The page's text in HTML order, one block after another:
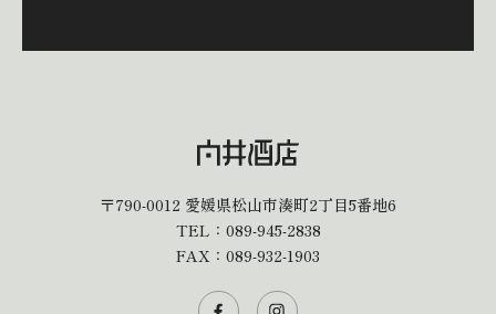
〒790-0012 愛媛県松山市湊町2丁目5番地6
TEL： 089-945-2838
FAX：089-932-1903